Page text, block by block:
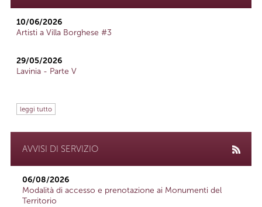
10/06/2026
Artisti a Villa Borghese #3
29/05/2026
Lavinia - Parte V
leggi tutto
AVVISI DI SERVIZIO
06/08/2026
Modalità di accesso e prenotazione ai Monumenti del
Territorio